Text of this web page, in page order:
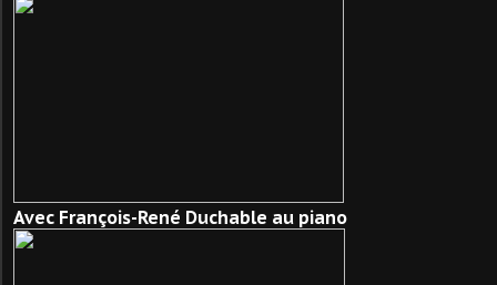
Avec François-René Duchable au piano